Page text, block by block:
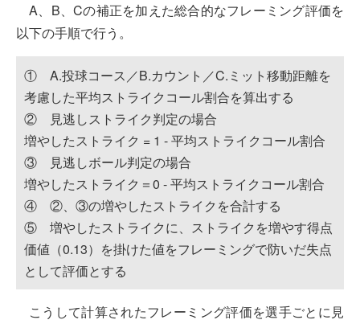
A、B、Cの補正を加えた総合的なフレーミング評価を
以下の手順で行う。
① A.投球コース／B.カウント／C.ミット移動距離を
考慮した平均ストライクコール割合を算出する
② 見逃しストライク判定の場合
増やしたストライク = 1 - 平均ストライクコール割合
③ 見逃しボール判定の場合
増やしたストライク＝0 - 平均ストライクコール割合
④ ②、③の増やしたストライクを合計する
⑤ 増やしたストライクに、ストライクを増やす得点
価値（0.13）を掛けた値をフレーミングで防いだ失点
として評価とする
こうして計算されたフレーミング評価を選手ごとに見